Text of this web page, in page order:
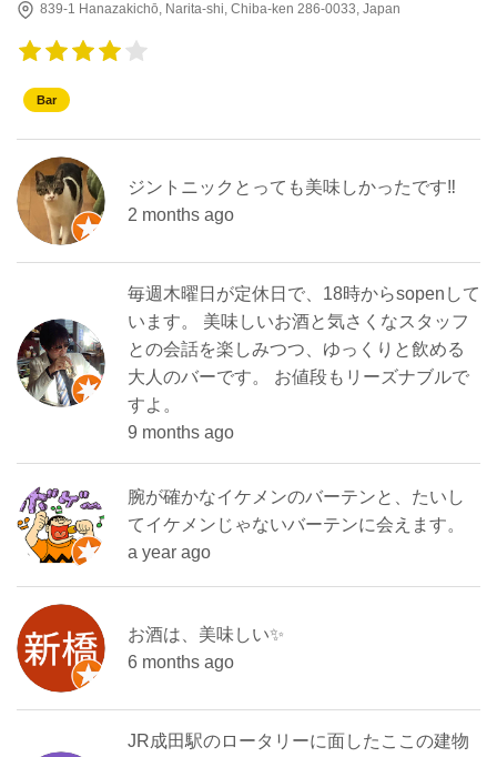
839-1 Hanazakichō, Narita-shi, Chiba-ken 286-0033, Japan
Bar
ジントニックとっても美味しかったです‼️
2 months ago
毎週木曜日が定休日で、18時からsopenして
います。 美味しいお酒と気さくなスタッフ
との会話を楽しみつつ、ゆっくりと飲める
大人のバーです。 お値段もリーズナブルで
すよ。
9 months ago
腕が確かなイケメンのバーテンと、たいし
てイケメンじゃないバーテンに会えます。
a year ago
お酒は、美味しい✨
6 months ago
JR成田駅のロータリーに面したここの建物